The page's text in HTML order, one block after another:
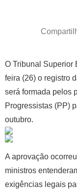
O Tribunal Superior
feira (26) o registro
será formada pelos
Progressistas (PP)
outubro.
A aprovação
ministros
exigências legais